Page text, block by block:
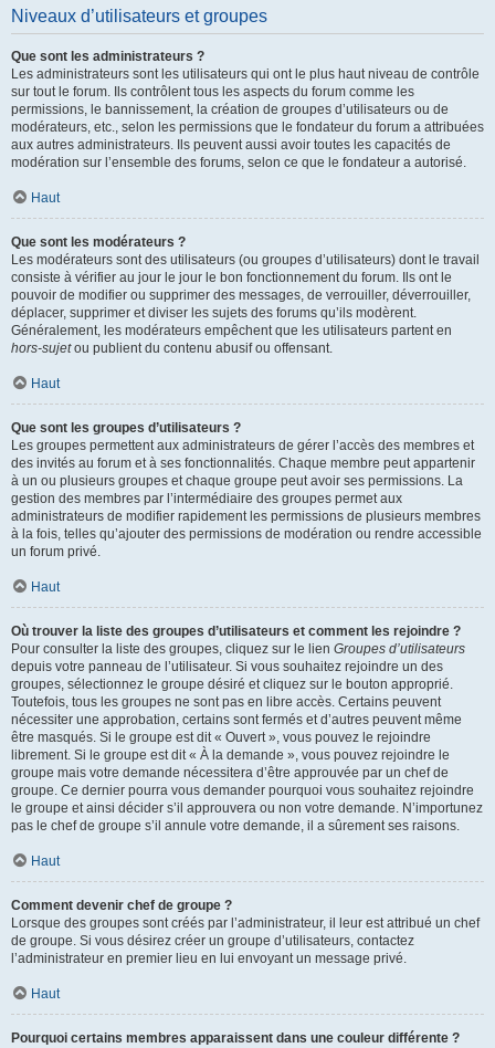
Niveaux d’utilisateurs et groupes
Que sont les administrateurs ?
Les administrateurs sont les utilisateurs qui ont le plus haut niveau de contrôle
sur tout le forum. Ils contrôlent tous les aspects du forum comme les
permissions, le bannissement, la création de groupes d’utilisateurs ou de
modérateurs, etc., selon les permissions que le fondateur du forum a attribuées
aux autres administrateurs. Ils peuvent aussi avoir toutes les capacités de
modération sur l’ensemble des forums, selon ce que le fondateur a autorisé.
Haut
Que sont les modérateurs ?
Les modérateurs sont des utilisateurs (ou groupes d’utilisateurs) dont le travail
consiste à vérifier au jour le jour le bon fonctionnement du forum. Ils ont le
pouvoir de modifier ou supprimer des messages, de verrouiller, déverrouiller,
déplacer, supprimer et diviser les sujets des forums qu’ils modèrent.
Généralement, les modérateurs empêchent que les utilisateurs partent en
hors-sujetou publient du contenu abusif ou offensant.
Haut
Que sont les groupes d’utilisateurs ?
Les groupes permettent aux administrateurs de gérer l’accès des membres et
des invités au forum et à ses fonctionnalités. Chaque membre peut appartenir
à un ou plusieurs groupes et chaque groupe peut avoir ses permissions. La
gestion des membres par l’intermédiaire des groupes permet aux
administrateurs de modifier rapidement les permissions de plusieurs membres
à la fois, telles qu’ajouter des permissions de modération ou rendre accessible
un forum privé.
Haut
Où trouver la liste des groupes d’utilisateurs et comment les rejoindre ?
Pour consulter la liste des groupes, cliquez sur le lien Groupes d’utilisateurs
depuis votre panneau de l’utilisateur. Si vous souhaitez rejoindre un des
groupes, sélectionnez le groupe désiré et cliquez sur le bouton approprié.
Toutefois, tous les groupes ne sont pas en libre accès. Certains peuvent
nécessiter une approbation, certains sont fermés et d’autres peuvent même
être masqués. Si le groupe est dit « Ouvert », vous pouvez le rejoindre
librement. Si le groupe est dit « À la demande », vous pouvez rejoindre le
groupe mais votre demande nécessitera d’être approuvée par un chef de
groupe. Ce dernier pourra vous demander pourquoi vous souhaitez rejoindre
le groupe et ainsi décider s’il approuvera ou non votre demande. N’importunez
pas le chef de groupe s’il annule votre demande, il a sûrement ses raisons.
Haut
Comment devenir chef de groupe ?
Lorsque des groupes sont créés par l’administrateur, il leur est attribué un chef
de groupe. Si vous désirez créer un groupe d’utilisateurs, contactez
l’administrateur en premier lieu en lui envoyant un message privé.
Haut
Pourquoi certains membres apparaissent dans une couleur différente ?